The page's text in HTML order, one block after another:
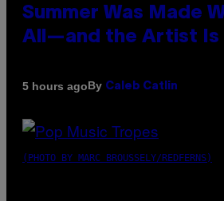
Summer Was Made
All—and the Artist Is
5 hours agoBy Caleb Catlin
(PHOTO BY MARC BROUSSELY/REDFERNS)